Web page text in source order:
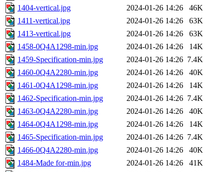
1404-vertical.jpg
2024-01-26 14:26
46K
1411-vertical.jpg
2024-01-26 14:26
63K
1413-vertical.jpg
2024-01-26 14:26
63K
1458-0Q4A1298-min.jpg
2024-01-26 14:26
14K
1459-Specification-min.jpg
2024-01-26 14:26 7.4K
1460-0Q4A2280-min.jpg
2024-01-26 14:26
40K
1461-0Q4A1298-min.jpg
2024-01-26 14:26
14K
1462-Specification-min.jpg
2024-01-26 14:26 7.4K
1463-0Q4A2280-min.jpg
2024-01-26 14:26
40K
1464-0Q4A1298-min.jpg
2024-01-26 14:26
14K
1465-Specification-min.jpg
2024-01-26 14:26 7.4K
1466-0Q4A2280-min.jpg
2024-01-26 14:26
40K
1484-Made for-min.jpg
2024-01-26 14:26
41K